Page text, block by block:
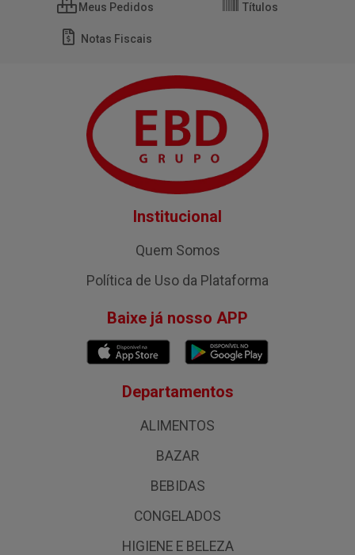
Meus Pedidos Títulos
Notas Fiscais
Institucional
Quem Somos
Política de Uso da Plataforma
Baixe já nosso APP
Departamentos
ALIMENTOS
BAZAR
BEBIDAS
CONGELADOS
HIGIENE E BELEZA